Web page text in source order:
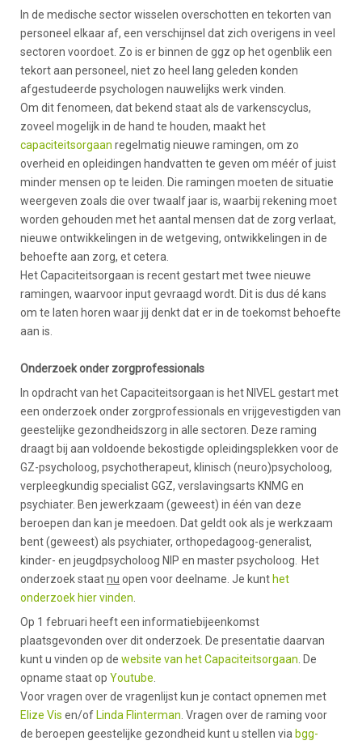
In de medische sector wisselen overschotten en tekorten van
personeel elkaar af, een verschijnsel dat zich overigens in veel
sectoren voordoet. Zo is er binnen de ggz op het ogenblik een
tekort aan personeel, niet zo heel lang geleden konden
afgestudeerde psychologen nauwelijks werk vinden.
Om dit fenomeen, dat bekend staat als de varkenscyclus,
zoveel mogelijk in de hand te houden, maakt het
capaciteitsorgaan regelmatig nieuwe ramingen, om zo
overheid en opleidingen handvatten te geven om méér of juist
minder mensen op te leiden. Die ramingen moeten de situatie
weergeven zoals die over twaalf jaar is, waarbij rekening moet
worden gehouden met het aantal mensen dat de zorg verlaat,
nieuwe ontwikkelingen in de wetgeving, ontwikkelingen in de
behoefte aan zorg, et cetera.
Het Capaciteitsorgaan is recent gestart met twee nieuwe
ramingen, waarvoor input gevraagd wordt. Dit is dus dé kans
om te laten horen waar jij denkt dat er in de toekomst behoefte
aan is.
Onderzoek onder zorgprofessionals
In opdracht van het Capaciteitsorgaan is het NIVEL gestart met
een onderzoek onder zorgprofessionals en vrijgevestigden van
geestelijke gezondheidszorg in alle sectoren. Deze raming
draagt bij aan voldoende bekostigde opleidingsplekken voor de
GZ-psycholoog, psychotherapeut, klinisch (neuro)psycholoog,
verpleegkundig specialist GGZ, verslavingsarts KNMG en
psychiater. Ben jewerkzaam (geweest) in één van deze
beroepen dan kan je meedoen. Dat geldt ook als je werkzaam
bent (geweest) als psychiater, orthopedagoog-generalist,
kinder- en jeugdpsycholoog NIP en master psycholoog. Het
onderzoek staatnu open voor deelname. Je kunt het
onderzoek hier vinden.
Op 1 februari heeft een informatiebijeenkomst
plaatsgevonden over dit onderzoek. De presentatie daarvan
kunt u vinden op de website van het Capaciteitsorgaan. De
opname staat op Youtube.
Voor vragen over de vragenlijst kun je contact opnemen met
Elize Vis en/of Linda Flinterman. Vragen over de raming voor
de beroepen geestelijke gezondheid kunt u stellen via bgg-